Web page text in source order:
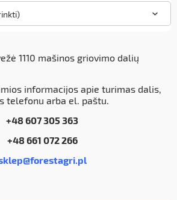
1110 mašinos griovimo dalių
informacijos apie turimas dalis,
telefonu arba el. paštu.
+48 607 305 363
+48 661 072 266